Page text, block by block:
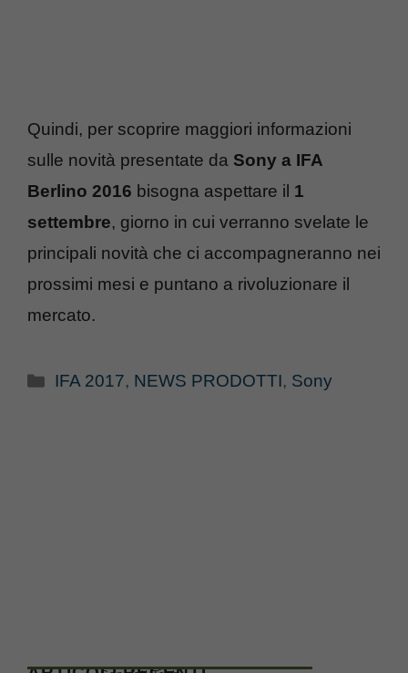
Quindi, per scoprire maggiori informazioni
sulle novità presentate da Sony a IFA
Berlino 2016 bisogna aspettare il 1
settembre, giorno in cui verranno svelate le
principali novità che ci accompagneranno nei
prossimi mesi e puntano a rivoluzionare il
mercato.
Categorie
IFA 2017, NEWS PRODOTTI, Sony